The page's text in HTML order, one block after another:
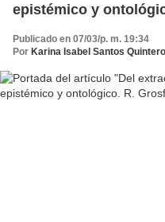
epistémico y
Publicado en 07/03/p. m. 19:34
Por Karina Isabel Santos Quintero